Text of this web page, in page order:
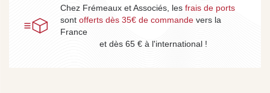
Chez Frémeaux et Associés, les frais de ports
sont offerts dès 35€ de commande vers la
France
et dès 65 € à l'international !